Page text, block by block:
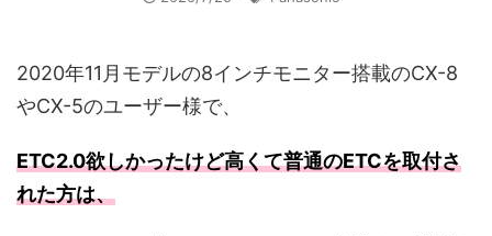
2020年11月モデルの8インチモニター搭載のCX-8
やCX-5のユーザー様で、
ETC2.0欲しかったけど高くて普通のETCを取付さ
れた方は、